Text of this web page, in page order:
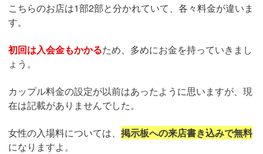
こちらのお店は1部2部と分かれていて、各々料金が違いま
す。
初回は入会金もかかるため、多めにお金を持っていきまし
ょう。
カップル料金の設定が以前はあったように思いますが、現
在は記載がありませんでした。
女性の入場料については、 掲示板への来店書き込みで無料
になりますよ。